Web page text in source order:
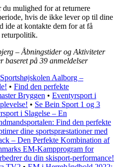
du mulighed for at returnere
hvis de ikke lever op til dine
ide at kontakte dem for at få
returpolitik.
– Åbningstider og Aktiviteter
baseret på 39 anmeldelser
Aalborg –
• Find den perfekte
Bryggen • Eventyrsport i
• Se Bein Sport 1 og 3
i Slagelse – En
Find den perfekte
dine sportspræstationer med
– Den Perfekte Kombination af
EM-Kampprogram for
du din skisport-performance!